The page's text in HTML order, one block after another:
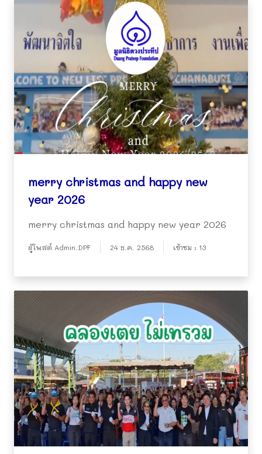
merry christmas and happy new
year 2026
merry christmas and happy new year 2026
ผู้โพสต์ Admin.DPF 24 ธ.ค. 2568 เข้าชม : 13